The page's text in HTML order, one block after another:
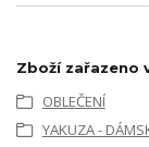
Zboží zařazeno
OBLEČENÍ
YAKUZA -